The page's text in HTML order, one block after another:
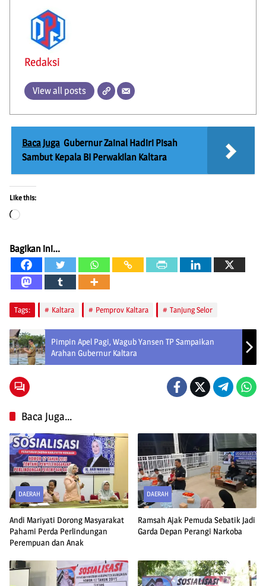
Redaksi
View all posts
Baca Juga Gubernur Zainal Hadiri Pisah
Sambut Kepala BI Perwakilan Kaltara
Like this:
Loading…
Bagikan ini...
Tags: Kaltara Pemprov Kaltara Tanjung Selor
Pimpin Apel Pagi, Wagub Yansen TP Sampaikan
Arahan Gubernur Kaltara
Baca Juga...
DAERAH
Andi Mariyati Dorong Masyarakat
Pahami Perda Perlindungan
Perempuan dan Anak
DAERAH
Ramsah Ajak Pemuda Sebatik Jadi
Garda Depan Perangi Narkoba